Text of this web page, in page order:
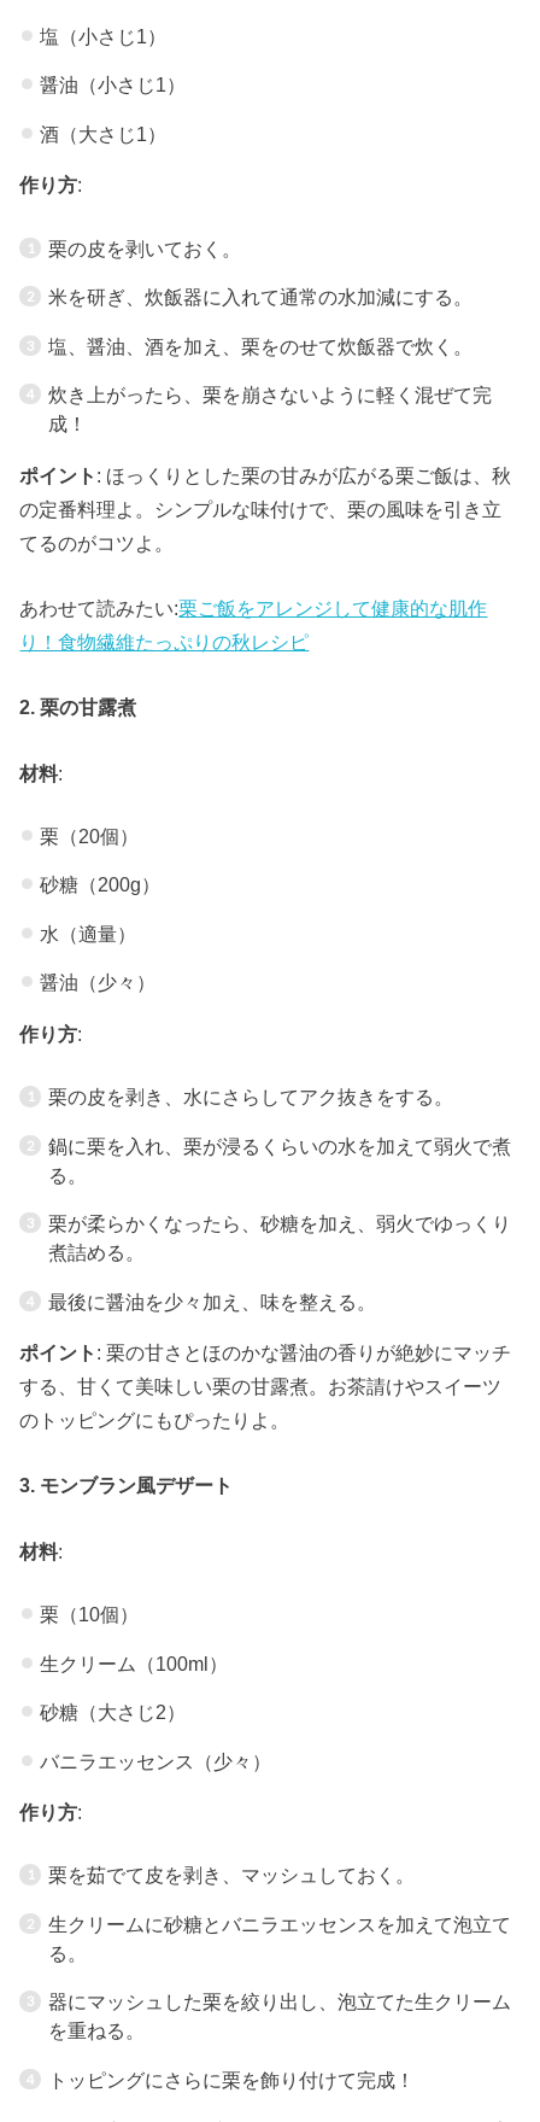
塩（小さじ1）
醤油（小さじ1）
酒（大さじ1）
作り方:
栗の皮を剥いておく。
米を研ぎ、炊飯器に入れて通常の水加減にする。
塩、醤油、酒を加え、栗をのせて炊飯器で炊く。
炊き上がったら、栗を崩さないように軽く混ぜて完
成！
ポイント : ほっくりとした栗の甘みが広がる栗ご飯は、秋
の定番料理よ。シンプルな味付けで、栗の風味を引き立
てるのがコツよ。
あわせて読みたい:栗ご飯をアレンジして健康的な肌作
り！食物繊維たっぷりの秋レシピ
2. 栗の甘露煮
材料:
栗（20個）
砂糖（200g）
水（適量）
醤油（少々）
作り方:
栗の皮を剥き、水にさらしてアク抜きをする。
鍋に栗を入れ、栗が浸るくらいの水を加えて弱火で煮
る。
栗が柔らかくなったら、砂糖を加え、弱火でゆっくり
煮詰める。
最後に醤油を少々加え、味を整える。
ポイント : 栗の甘さとほのかな醤油の香りが絶妙にマッチ
する、甘くて美味しい栗の甘露煮。お茶請けやスイーツ
のトッピングにもぴったりよ。
3. モンブラン風デザート
材料:
栗（10個）
生クリーム（100ml）
砂糖（大さじ2）
バニラエッセンス（少々）
作り方:
栗を茹でて皮を剥き、マッシュしておく。
生クリームに砂糖とバニラエッセンスを加えて泡立て
る。
器にマッシュした栗を絞り出し、泡立てた生クリーム
を重ねる。
トッピングにさらに栗を飾り付けて完成！